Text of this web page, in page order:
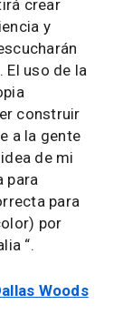
crear
y
uso de la
construir
a la gente
de mi
para
para
por
“.
Woods